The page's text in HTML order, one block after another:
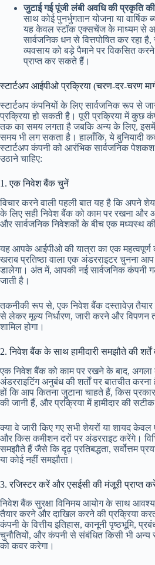
जुटाई गई पूंजी लंबी अवधि की प्रकृति की
साथ कोई पुनर्भुगतान योजना या वार्षिक
यह केवल स्टॉक एक्सचेंज के माध्यम से
सार्वजनिक धन से वित्तपोषित कर रहा
व्यवसाय को बड़े पैमाने पर विकसित
प्राप्त कर सकते हैं।
स्टार्टअप आईपीओ प्रक्रिया (चरण-दर-चरण
स्टार्टअप कंपनियों के लिए सार्वजनिक रूप से
प्रक्रिया हो सकती है। पूरी प्रक्रिया में कुछ
तक का समय लगता है जबकि अन्य के लिए,
समय भी लग सकता है। हालाँकि, ये बुनियादी
स्टार्टअप कंपनी को आरंभिक सार्वजनिक
उठाने चाहिए:
1. एक निवेश बैंक चुनें
विचार करने वाली पहली बात यह है कि अपने
के लिए सही निवेश बैंक को काम पर रखना और
और सार्वजनिक निवेशकों के बीच एक मध्यस्थ की
यह आपके आईपीओ की यात्रा का एक महत्वपूर्ण
खराब प्रतिष्ठा वाला एक अंडरराइटर चुनना
डालेगा। अंत में, आपकी नई सार्वजनिक कंपनी
जाती है।
तकनीकी रूप से, एक निवेश बैंक दस्तावेज़
से लेकर मूल्य निर्धारण, जारी करने और विपणन
शामिल होगा।
2. निवेश बैंक के साथ हामीदारी समझौते की
एक निवेश बैंक को काम पर रखने के बाद,
अंडरराइटिंग अनुबंध की शर्तों पर बातचीत
हों कि आप कितना जुटाना चाहते हैं, किस प्रकार
की जानी हैं, और प्रक्रिया में हामीदार की सटीक
क्या वे जारी किए गए सभी शेयरों या शायद
और किस कमीशन दरों पर अंडरराइट करेंगे।
समझौते हैं जैसे कि दृढ़ प्रतिबद्धता, सर्वोत्तम
या कोई नहीं समझौता।
3. रजिस्टर करें और एसईसी की मंजूरी प्राप्त
निवेश बैंक सुरक्षा विनिमय आयोग के साथ
तैयार करने और दाखिल करने की प्रक्रिया
कंपनी के वित्तीय इतिहास, कानूनी पृष्ठभूमि,
चुनौतियों, और कंपनी से संबंधित किसी भी अन्य
को कवर करेगा।